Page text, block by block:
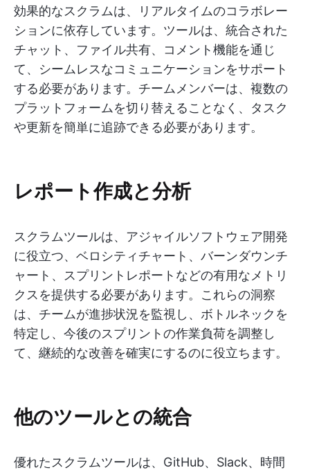
効果的なスクラムは、リアルタイムのコラボレー
ションに依存しています。ツールは、統合された
チャット、ファイル共有、コメント機能を通じ
て、シームレスなコミュニケーションをサポート
する必要があります。チームメンバーは、複数の
プラットフォームを切り替えることなく、タスク
や更新を簡単に追跡できる必要があります。
レポート作成と分析
スクラムツールは、アジャイルソフトウェア開発
に役立つ、ベロシティチャート、バーンダウンチ
ャート、スプリントレポートなどの有用なメトリ
クスを提供する必要があります。これらの洞察
は、チームが進捗状況を監視し、ボトルネックを
特定し、今後のスプリントの作業負荷を調整し
て、継続的な改善を確実にするのに役立ちます。
他のツールとの統合
優れたスクラムツールは、GitHub、Slack、時間